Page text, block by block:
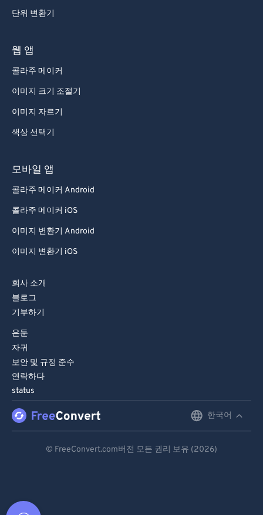
단위 변환기
웹 앱
콜라주 메이커
이미지 크기 조절기
이미지 자르기
색상 선택기
모바일 앱
콜라주 메이커 Android
콜라주 메이커 iOS
이미지 변환기 Android
이미지 변환기 iOS
회사 소개
블로그
기부하기
은둔
자귀
보안 및 규정 준수
연락하다
status
한국어
© FreeConvert.com버전 모든 권리 보유 (2026)